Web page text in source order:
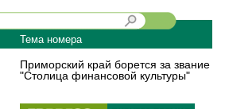
Тема номера
Приморский край борется за звание
"Столица финансовой культуры"